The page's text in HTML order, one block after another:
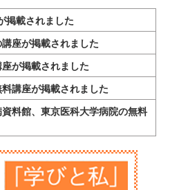
載されました
座が掲載されました
が掲載されました
講座が掲載されました
料館、東京医科大学病院の無料